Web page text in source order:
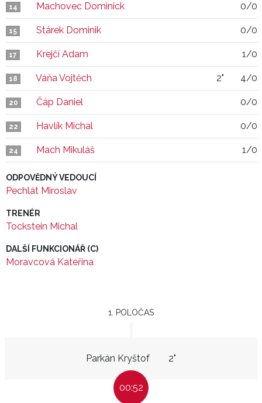
14 Machovec Dominick 0/0
15 Stárek Dominik 0/0
17 Krejčí Adam 1/0
18 Váňa Vojtěch 2" 4/0
20 Čáp Daniel 0/0
22 Havlík Michal 0/0
24 Mach Mikuláš 1/0
ODPOVĚDNÝ VEDOUCÍ
Pechlát Miroslav
TRENÉR
Tockstein Michal
DALŠÍ FUNKCIONÁŘ (C)
Moravcová Kateřina
1. POLOČAS
Parkán Kryštof 2"
00:52